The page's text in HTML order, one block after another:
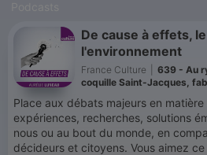
De cause à effets,
l'environnement
France Culture
639 - Au
coquille Saint-Jacques,
Place aux débats majeurs en
expériences, recherches, solutions
nous ou au bout du monde, en
décideurs et citoyens. Vous aimez ce podcast ? Pour écouter